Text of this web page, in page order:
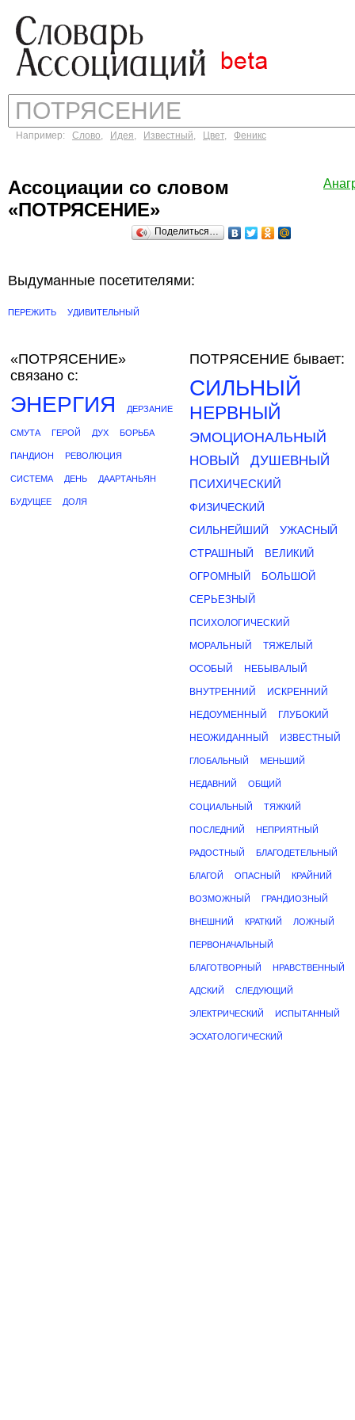
Например: Слово, Идея, Известный, Цвет, Феникс
Ассоциации со словом
«ПОТРЯСЕНИЕ»
Поделиться…
Выдуманные посетителями:
ПЕРЕЖИТЬ УДИВИТЕЛЬНЫЙ
«ПОТРЯСЕНИЕ»
связано с:
ЭНЕРГИЯ ДЕРЗАНИЕ
СМУТА ГЕРОЙ ДУХ БОРЬБА
ПАНДИОН РЕВОЛЮЦИЯ
СИСТЕМА ДЕНЬ ДААРТАНЬЯН
БУДУЩЕЕ ДОЛЯ
ПОТРЯСЕНИЕ бывает:
СИЛЬНЫЙ
НЕРВНЫЙ
ЭМОЦИОНАЛЬНЫЙ
НОВЫЙ ДУШЕВНЫЙ
ПСИХИЧЕСКИЙ
ФИЗИЧЕСКИЙ
СИЛЬНЕЙШИЙ
УЖАСНЫЙ
СТРАШНЫЙ
ВЕЛИКИЙ
ОГРОМНЫЙ
БОЛЬШОЙ
СЕРЬЕЗНЫЙ
ПСИХОЛОГИЧЕСКИЙ
МОРАЛЬНЫЙ ТЯЖЕЛЫЙ
ОСОБЫЙ НЕБЫВАЛЫЙ
ВНУТРЕННИЙ ИСКРЕННИЙ
НЕДОУМЕННЫЙ ГЛУБОКИЙ
НЕОЖИДАННЫЙ ИЗВЕСТНЫЙ
ГЛОБАЛЬНЫЙ МЕНЬШИЙ
НЕДАВНИЙ ОБЩИЙ
СОЦИАЛЬНЫЙ ТЯЖКИЙ
ПОСЛЕДНИЙ НЕПРИЯТНЫЙ
РАДОСТНЫЙ БЛАГОДЕТЕЛЬНЫЙ
БЛАГОЙ ОПАСНЫЙ КРАЙНИЙ
ВОЗМОЖНЫЙ ГРАНДИОЗНЫЙ
ВНЕШНИЙ КРАТКИЙ ЛОЖНЫЙ
ПЕРВОНАЧАЛЬНЫЙ
БЛАГОТВОРНЫЙ НРАВСТВЕННЫЙ
АДСКИЙ СЛЕДУЮЩИЙ
ЭЛЕКТРИЧЕСКИЙ ИСПЫТАННЫЙ
ЭСХАТОЛОГИЧЕСКИЙ